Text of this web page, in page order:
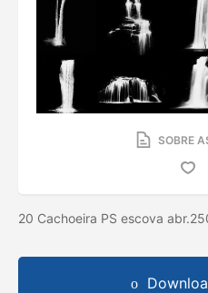
SOBRE
20 Cachoeira PS escova